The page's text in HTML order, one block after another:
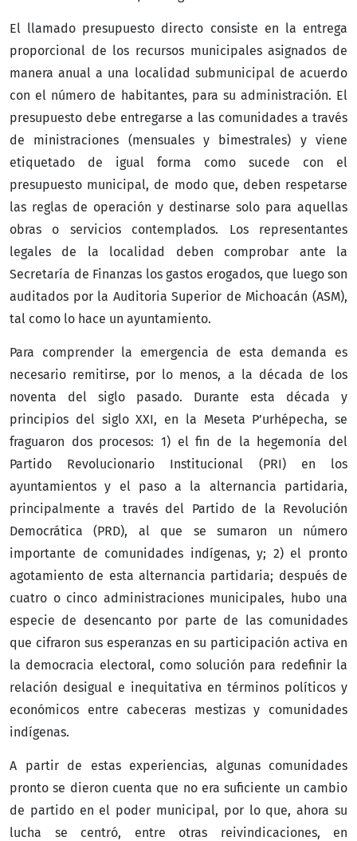
El llamado presupuesto directo consiste en la entrega
proporcional de los recursos municipales asignados de
manera anual a una localidad submunicipal de acuerdo
con el número de habitantes, para su administración. El
presupuesto debe entregarse a las comunidades a través
de ministraciones (mensuales y bimestrales) y viene
etiquetado de igual forma como sucede con el
presupuesto municipal, de modo que, deben respetarse
las reglas de operación y destinarse solo para aquellas
obras o servicios contemplados. Los representantes
legales de la localidad deben comprobar ante la
Secretaría de Finanzas los gastos erogados, que luego son
auditados por la Auditoria Superior de Michoacán (ASM),
tal como lo hace un ayuntamiento.
Para comprender la emergencia de esta demanda es
necesario remitirse, por lo menos, a la década de los
noventa del siglo pasado. Durante esta década y
principios del siglo XXI, en la Meseta P’urhépecha, se
fraguaron dos procesos: 1) el fin de la hegemonía del
Partido Revolucionario Institucional (PRI) en los
ayuntamientos y el paso a la alternancia partidaria,
principalmente a través del Partido de la Revolución
Democrática (PRD), al que se sumaron un número
importante de comunidades indígenas, y; 2) el pronto
agotamiento de esta alternancia partidaria; después de
cuatro o cinco administraciones municipales, hubo una
especie de desencanto por parte de las comunidades
que cifraron sus esperanzas en su participación activa en
la democracia electoral, como solución para redefinir la
relación desigual e inequitativa en términos políticos y
económicos entre cabeceras mestizas y comunidades
indígenas.
A partir de estas experiencias, algunas comunidades
pronto se dieron cuenta que no era suficiente un cambio
de partido en el poder municipal, por lo que, ahora su
lucha se centró, entre otras reivindicaciones, en